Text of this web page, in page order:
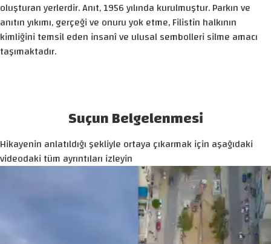
oluşturan yerlerdir. Anıt, 1956 yılında kurulmuştur. Parkın ve
anıtın yıkımı, gerçeği ve onuru yok etme, Filistin halkının
kimliğini temsil eden insanî ve ulusal sembolleri silme amacı
taşımaktadır.
Suçun Belgelenmesi
Hikayenin anlatıldığı şekliyle ortaya çıkarmak için aşağıdaki
videodaki tüm ayrıntıları izleyin